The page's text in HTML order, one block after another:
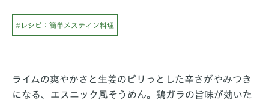
#レシピ：簡単メスティン料理
ライムの爽やかさと生姜のピリっとした辛さがやみつき
になる、エスニック風そうめん。鶏ガラの旨味が効いた